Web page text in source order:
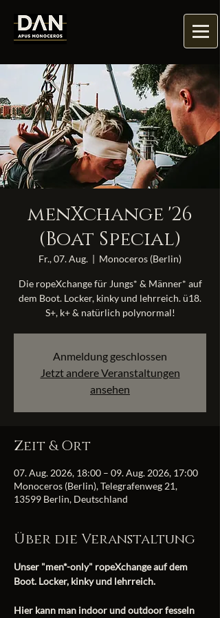
menXchange '26
(Boat Special)
Fr., 07. Aug.
  |
Monoceros (Berlin)
Die ropeXchange für Jungs* & Männer* auf
dem Boot. Locker, kinky und lehrreich. ü18.
S+, k+ & natürlich polynormal!
Anmeldung geschlossen
Jetzt andere Veranstaltungen
ansehen
Zeit & Ort
07. Aug. 2026, 18:00 – 09. Aug. 2026, 17:00
Monoceros (Berlin), Telegrafenweg 21,
13599 Berlin, Deutschland
Über die Veranstaltung
​Unser "men*-only" ropeXchange auf dem
Boot. Locker, kinky und lehrreich.
Hier kann man indoor und outdoor fesseln